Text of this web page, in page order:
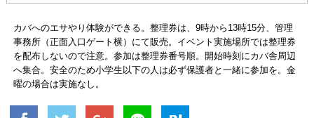
カバへのエサやり体験ができる。整理券は、9時から13時15分、管理
事務所（正面入口ゲート横）にて販売。イベント実施場所では整理券
を配布しないので注意。参加は整理券番号順。開始時刻にカバ舎周辺
へ集合。安全のため小学生以下の人は必ず保護者と一緒に参加を。金
曜の場合は実施なし。